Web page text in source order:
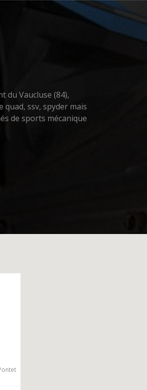
du Vaucluse (84),
quad, ssv, spyder mais
de sports mécanique